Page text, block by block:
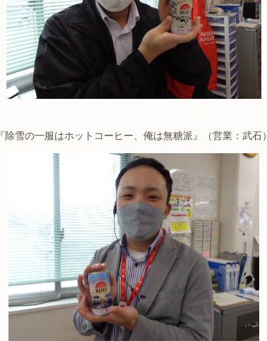
『除雪の一服はホットコーヒー、俺は無糖派』（営業：武石）